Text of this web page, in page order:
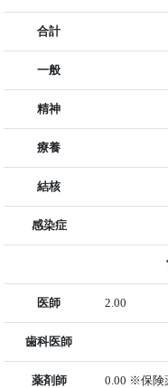
合計
一般
精神
療養
結核
感染症
医師 2.00
歯科医師
薬剤師 0.00 ※保険